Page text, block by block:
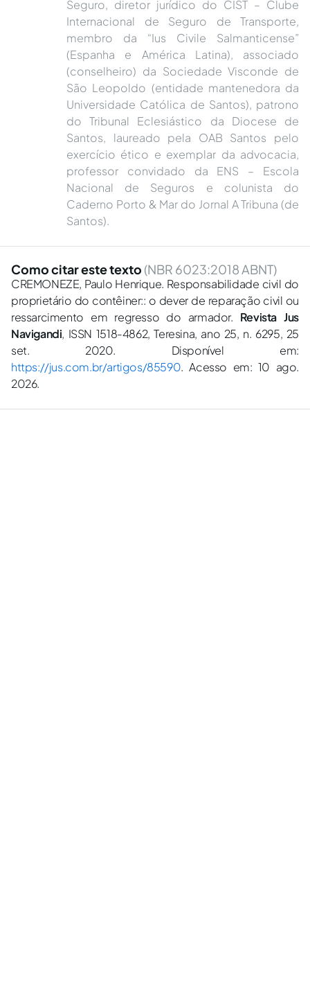
Seguro, diretor jurídico do CIST – Clube
Internacional de Seguro de Transporte,
membro da “Ius Civile Salmanticense”
(Espanha e América Latina), associado
(conselheiro) da Sociedade Visconde de
São Leopoldo (entidade mantenedora da
Universidade Católica de Santos), patrono
do Tribunal Eclesiástico da Diocese de
Santos, laureado pela OAB Santos pelo
exercício ético e exemplar da advocacia,
professor convidado da ENS – Escola
Nacional de Seguros e colunista do
Caderno Porto & Mar do Jornal A Tribuna (de
Santos).
Como citar este texto (NBR 6023:2018 ABNT)
CREMONEZE, Paulo Henrique. Responsabilidade civil do
proprietário do contêiner:: o dever de reparação civil ou
ressarcimento em regresso do armador. Revista Jus
Navigandi, ISSN 1518-4862, Teresina, ano 25, n. 6295, 25
set. 2020. Disponível em:
https://jus.com.br/artigos/85590. Acesso em: 10 ago.
2026.